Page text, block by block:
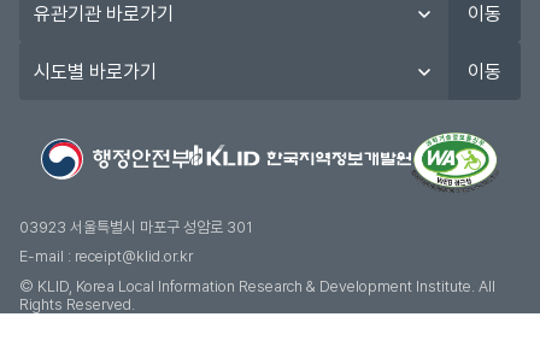
관
이동
도
기
이동
03923 서울특별시 마포구 성암로 301
E-mail : receipt@klid.or.kr
© KLID, Korea Local Information Research & Development Institute. AII
Rights Reserved.